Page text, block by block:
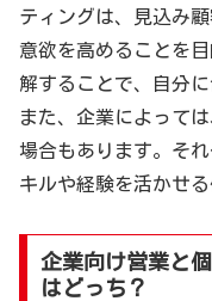
ティングは、見込み
意欲を高めることを
解することで、自分
また、企業によって
場合もあります。そ
キルや経験を活かせ
企業向け営業と
はどっち？